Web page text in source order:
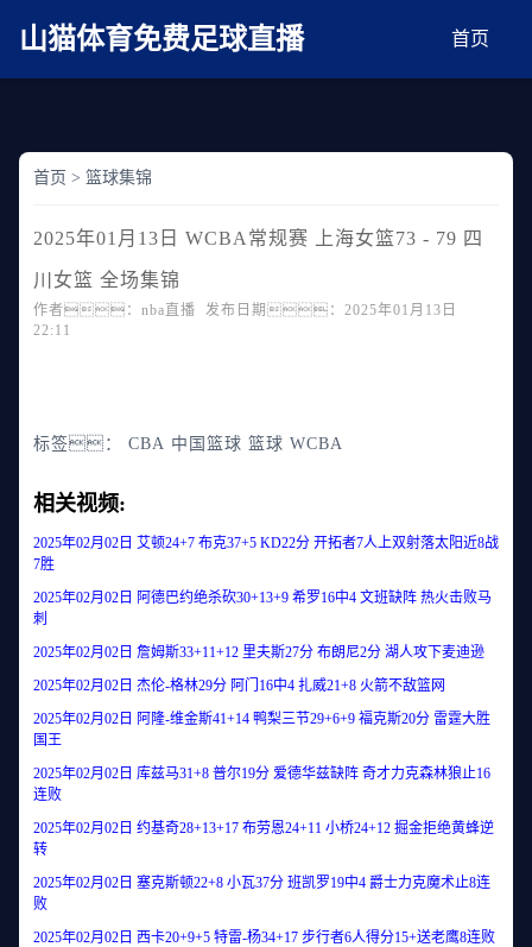
AV在线无码麻豆
山猫体育免费足球直播 首页
首页 > 篮球集锦
2025年01月13日 WCBA常规赛 上海女篮73 - 79 四
川女篮 全场集锦
作者：nba直播 发布日期：2025年01月13日
22:11
标签： CBA 中国篮球 篮球 WCBA
相关视频:
2025年02月02日 艾顿24+7 布克37+5 KD22分 开拓者7人上双射落太阳近8战
7胜
2025年02月02日 阿德巴约绝杀砍30+13+9 希罗16中4 文班缺阵 热火击败马
刺
2025年02月02日 詹姆斯33+11+12 里夫斯27分 布朗尼2分 湖人攻下麦迪逊
2025年02月02日 杰伦-格林29分 阿门16中4 扎威21+8 火箭不敌篮网
2025年02月02日 阿隆-维金斯41+14 鸭梨三节29+6+9 福克斯20分 雷霆大胜
国王
2025年02月02日 库兹马31+8 普尔19分 爱德华兹缺阵 奇才力克森林狼止16
连败
2025年02月02日 约基奇28+13+17 布劳恩24+11 小桥24+12 掘金拒绝黄蜂逆
转
2025年02月02日 塞克斯顿22+8 小瓦37分 班凯罗19中4 爵士力克魔术止8连
败
2025年02月02日 西卡20+9+5 特雷-杨34+17 步行者6人得分15+送老鹰8连败